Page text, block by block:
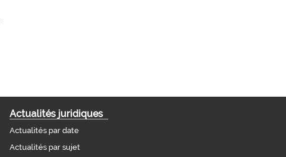
Actualités juridiques
Actualités par date
Actualités par sujet